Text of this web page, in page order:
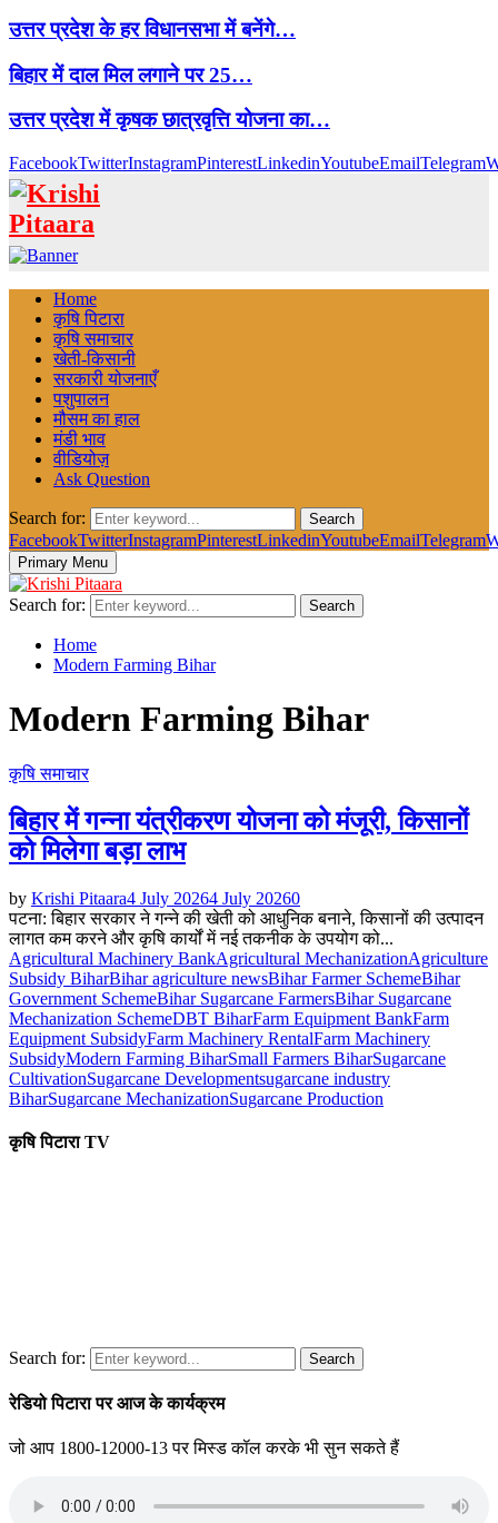
उत्तर प्रदेश के हर विधानसभा में बनेंगे…
बिहार में दाल मिल लगाने पर 25…
उत्तर प्रदेश में कृषक छात्रवृत्ति योजना का…
FacebookTwitterInstagramPinterestLinkedinYoutubeEmailTelegram
Home
कृषि पिटारा
कृषि समाचार
खेती-किसानी
सरकारी योजनाएँ
पशुपालन
मौसम का हाल
मंडी भाव
वीडियोज़
Ask Question
Search for: Search
FacebookTwitterInstagramPinterestLinkedinYoutubeEmailTelegram
Primary Menu
Search for: Search
Home
Modern Farming Bihar
Modern Farming Bihar
कृषि समाचार
बिहार में गन्ना यंत्रीकरण योजना को मंजूरी, किसानों
को मिलेगा बड़ा लाभ
by Krishi Pitaara4 July 20264 July 20260
पटना: बिहार सरकार ने गन्ने की खेती को आधुनिक बनाने, किसानों की उत्पादन
लागत कम करने और कृषि कार्यों में नई तकनीक के उपयोग को...
Agricultural Machinery BankAgricultural MechanizationAgriculture
Subsidy BiharBihar agriculture newsBihar Farmer SchemeBihar
Government SchemeBihar Sugarcane FarmersBihar Sugarcane
Mechanization SchemeDBT BiharFarm Equipment BankFarm
Equipment SubsidyFarm Machinery RentalFarm Machinery
SubsidyModern Farming BiharSmall Farmers BiharSugarcane
CultivationSugarcane Developmentsugarcane industry
BiharSugarcane MechanizationSugarcane Production
कृषि पिटारा TV
Search for: Search
रेडियो पिटारा पर आज के कार्यक्रम
जो आप 1800-12000-13 पर मिस्ड कॉल करके भी सुन सकते हैं